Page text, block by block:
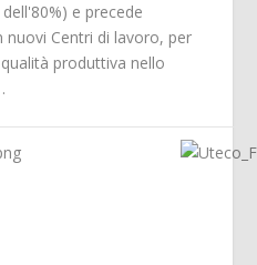
e precede
nuovi Centri di lavoro, per
produttiva nello